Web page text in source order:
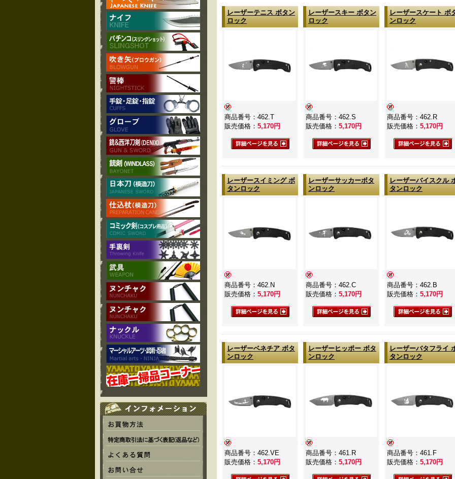
レーザーテニス ボタン
ロック
商品番号：462.T
販売価格： 5,170円
レーザースキー ボタン
ロック
商品番号：462.S
販売価格： 5,170円
レーザースケート ボ
ンロック
商品番号：462.R
販売価格： 5,170円
レーザースイミング ボ
タンロック
商品番号：462.N
販売価格： 5,170円
レーザーサッカーボタ
ンロック
商品番号：462.C
販売価格： 5,170円
レーザーバイスクル
タンロック
商品番号：462.B
販売価格： 5,170円
レーザーベネチア ボタ
ンロック
商品番号：462.VE
販売価格： 5,170円
レーザーヒッポー ボタ
ンロック
商品番号：461.R
販売価格： 5,170円
レーザーバタフライ
タンロック
商品番号：461.F
販売価格： 5,170円